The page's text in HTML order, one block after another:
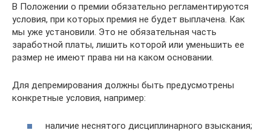
В Положении о премии обязательно регламентируются
условия, при которых премия не будет выплачена. Как
мы уже установили. Это не обязательная часть
заработной платы, лишить которой или уменьшить ее
размер не имеют права ни на каком основании.
Для депремирования должны быть предусмотрены
конкретные условия, например:
наличие неснятого дисциплинарного взыскания;